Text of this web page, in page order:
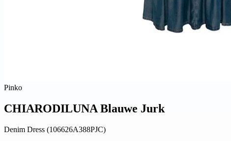
Pinko
CHIARODILUNA Blauwe Jurk
Denim Dress (106626A388PJC)